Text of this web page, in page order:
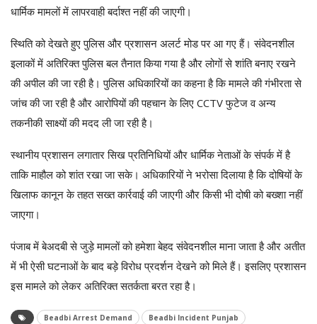
धार्मिक मामलों में लापरवाही बर्दाश्त नहीं की जाएगी।
स्थिति को देखते हुए पुलिस और प्रशासन अलर्ट मोड पर आ गए हैं। संवेदनशील
इलाकों में अतिरिक्त पुलिस बल तैनात किया गया है और लोगों से शांति बनाए रखने
की अपील की जा रही है। पुलिस अधिकारियों का कहना है कि मामले की गंभीरता से
जांच की जा रही है और आरोपियों की पहचान के लिए CCTV फुटेज व अन्य
तकनीकी साक्ष्यों की मदद ली जा रही है।
स्थानीय प्रशासन लगातार सिख प्रतिनिधियों और धार्मिक नेताओं के संपर्क में है
ताकि माहौल को शांत रखा जा सके। अधिकारियों ने भरोसा दिलाया है कि दोषियों के
खिलाफ कानून के तहत सख्त कार्रवाई की जाएगी और किसी भी दोषी को बख्शा नहीं
जाएगा।
पंजाब में बेअदबी से जुड़े मामलों को हमेशा बेहद संवेदनशील माना जाता है और अतीत
में भी ऐसी घटनाओं के बाद बड़े विरोध प्रदर्शन देखने को मिले हैं। इसलिए प्रशासन
इस मामले को लेकर अतिरिक्त सतर्कता बरत रहा है।
Beadbi Arrest Demand
Beadbi Incident Punjab